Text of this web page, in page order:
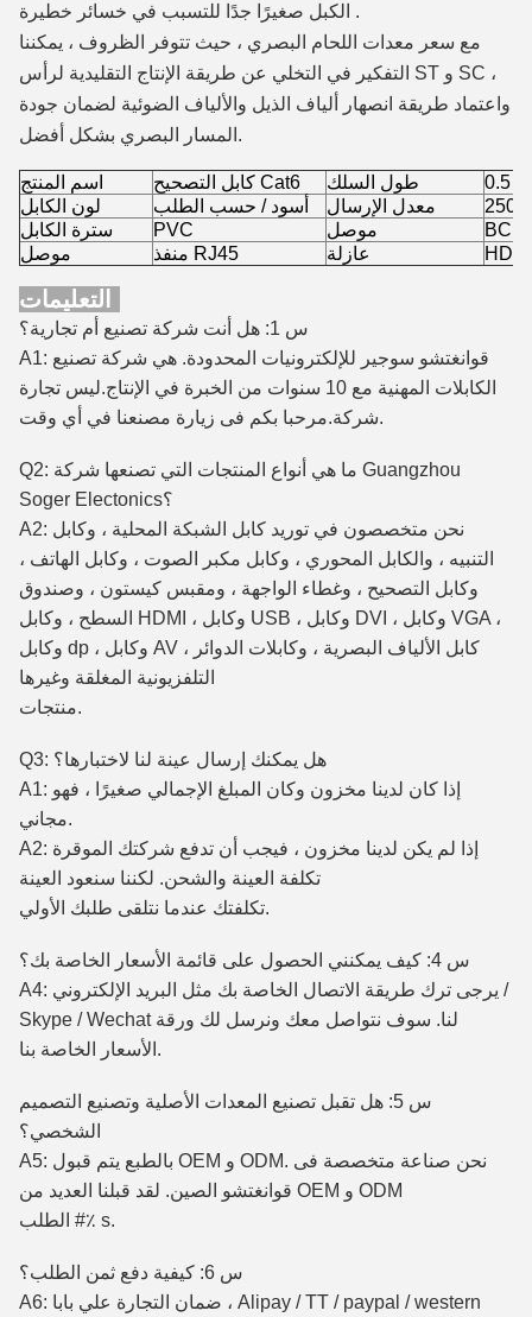
الكبل صغيرًا جدًا للتسبب في خسائر خطيرة .
مع سعر معدات اللحام البصري ، حيث تتوفر الظروف ، يمكننا
التفكير في التخلي عن طريقة الإنتاج التقليدية لرأس ST و SC ،
واعتماد طريقة انصهار ألياف الذيل والألياف الضوئية لضمان جودة
المسار البصري بشكل أفضل.
اسم المنتج كابل التصحيح Cat6
طول السلك
لون الكابل
أسود / حسب الطلب معدل الإرسال
سترة الكابل
PVC موصل
BC /
موصل
منفذ RJ45 عازلة
س 1: هل أنت شركة تصنيع أم تجارية؟
A1:
قوانغتشو سوجير للإلكترونيات المحدودة. هي شركة تصنيع
الكابلات المهنية مع 10 سنوات من الخبرة في الإنتاج.
ليس تجارة
شركة.مرحبا بكم فى زيارة مصنعنا في أي وقت.
Q2: ما هي أنواع المنتجات التي تصنعها شركة Guangzhou
Soger Electonics؟
A2: نحن متخصصون في توريد كابل الشبكة المحلية ، وكابل
التنبيه ، والكابل المحوري ، وكابل مكبر الصوت ، وكابل الهاتف ،
وكابل التصحيح ، وغطاء الواجهة ، ومقبس كيستون ، وصندوق
السطح ، وكابل HDMI ، وكابل USB ، وكابل DVI ، وكابل VGA ،
وكابل dp ، وكابل AV ، كابل الألياف البصرية ، وكابلات الدوائر
التلفزيونية المغلقة وغيرها
منتجات.
Q3: هل يمكنك إرسال عينة لنا لاختبارها؟
A1: إذا كان لدينا مخزون وكان المبلغ الإجمالي صغيرًا ، فهو
مجاني.
A2: إذا لم يكن لدينا مخزون ، فيجب أن تدفع شركتك الموقرة
تكلفة العينة والشحن. لكننا سنعود العينة
تكلفتك عندما نتلقى طلبك الأولي.
س 4: كيف يمكنني الحصول على قائمة الأسعار الخاصة بك؟
A4: يرجى ترك طريقة الاتصال الخاصة بك مثل البريد الإلكتروني /
Skype / Wechat لنا. سوف نتواصل معك ونرسل لك ورقة
الأسعار الخاصة بنا.
س 5: هل تقبل تصنيع المعدات الأصلية وتصنيع التصميم
الشخصي؟
A5: بالطبع يتم قبول OEM و ODM. نحن صناعة متخصصة فى
قوانغتشو الصين.
لقد قبلنا العديد من OEM و ODM
الطلب #٪ s.
س 6: كيفية دفع ثمن الطلب؟
A6: ضمان التجارة علي بابا ، Alipay / TT / paypal / western